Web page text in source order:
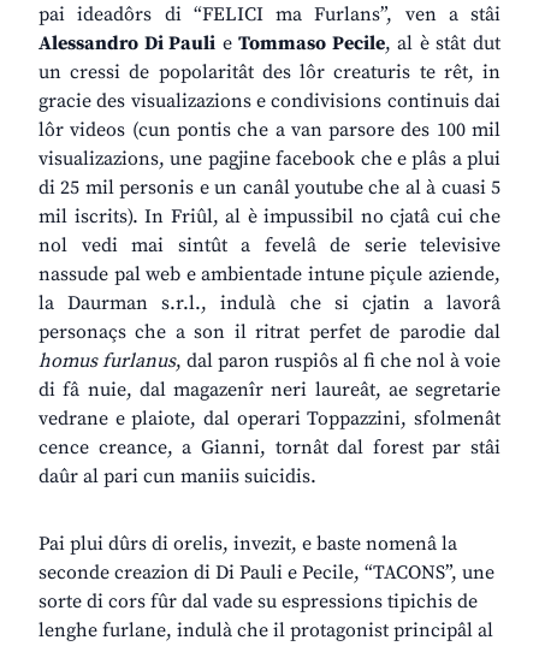
pai ideadôrs di “FELICI ma Furlans”, ven a stâi
Alessandro Di Pauli eTommaso Pecile, al è stât dut
un cressi de popolaritât des lôr creaturis te rêt, in
gracie des visualizazions e condivisions continuis dai
lôr videos (cun pontis che a van parsore des 100 mil
visualizazions, une pagjine facebook che e plâs a plui
di 25 mil personis e un canâl youtube che al à cuasi 5
mil iscrits). In Friûl, al è impussibil no cjatâ cui che
nol vedi mai sintût a fevelâ de serie televisive
nassude pal web e ambientade intune piçule aziende,
la Daurman s.r.l., indulà che si cjatin a lavorâ
personaçs che a son il ritrat perfet de parodie dal
homus furlanus, dal paron ruspiôs al fi che nol à voie
di fâ nuie, dal magazenîr neri laureât, ae segretarie
vedrane e plaiote, dal operari Toppazzini, sfolmenât
cence creance, a Gianni, tornât dal forest par stâi
daûr al pari cun maniis suicidis.
Pai plui dûrs di orelis, invezit, e baste nomenâ la
seconde creazion di Di Pauli e Pecile, “TACONS”, une
sorte di cors fûr dal vade su espressions tipichis de
lenghe furlane, indulà che il protagonist principâl al